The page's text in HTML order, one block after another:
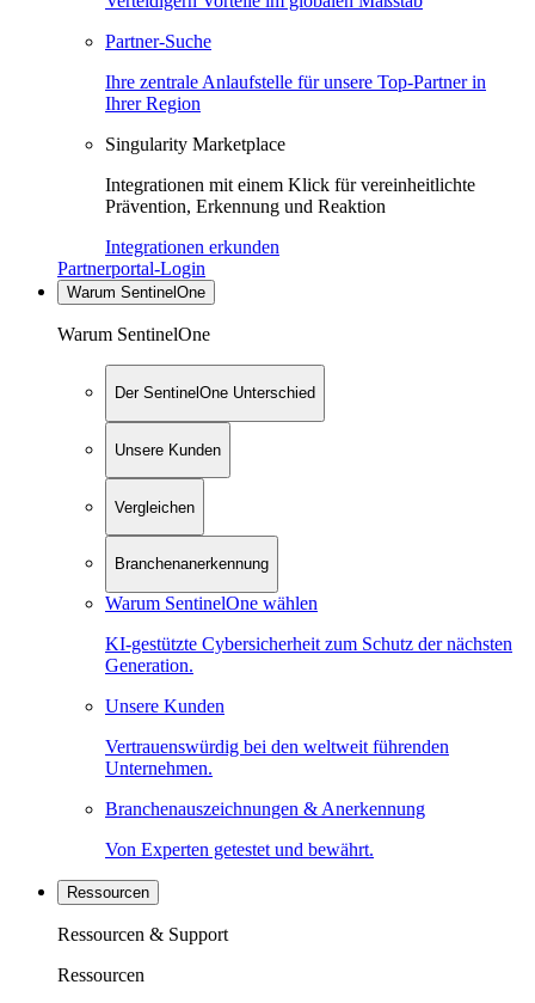
Partner-Suche
Ihre zentrale Anlaufstelle für unsere Top-Partner in
Ihrer Region
Singularity Marketplace
Integrationen mit einem Klick für vereinheitlichte
Prävention, Erkennung und Reaktion
Integrationen erkunden
Partnerportal-Login
Warum SentinelOne
Warum SentinelOne
Der SentinelOne Unterschied
Unsere Kunden
Vergleichen
Branchenanerkennung
Warum SentinelOne wählen
KI-gestützte Cybersicherheit zum Schutz der nächsten
Generation.
Unsere Kunden
Vertrauenswürdig bei den weltweit führenden
Unternehmen.
Branchenauszeichnungen & Anerkennung
Von Experten getestet und bewährt.
Ressourcen
Ressourcen & Support
Ressourcen